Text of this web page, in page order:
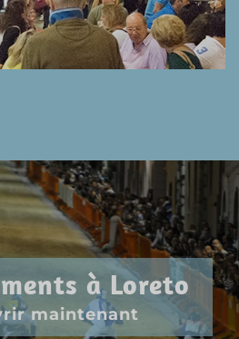
à Loreto
maintenant